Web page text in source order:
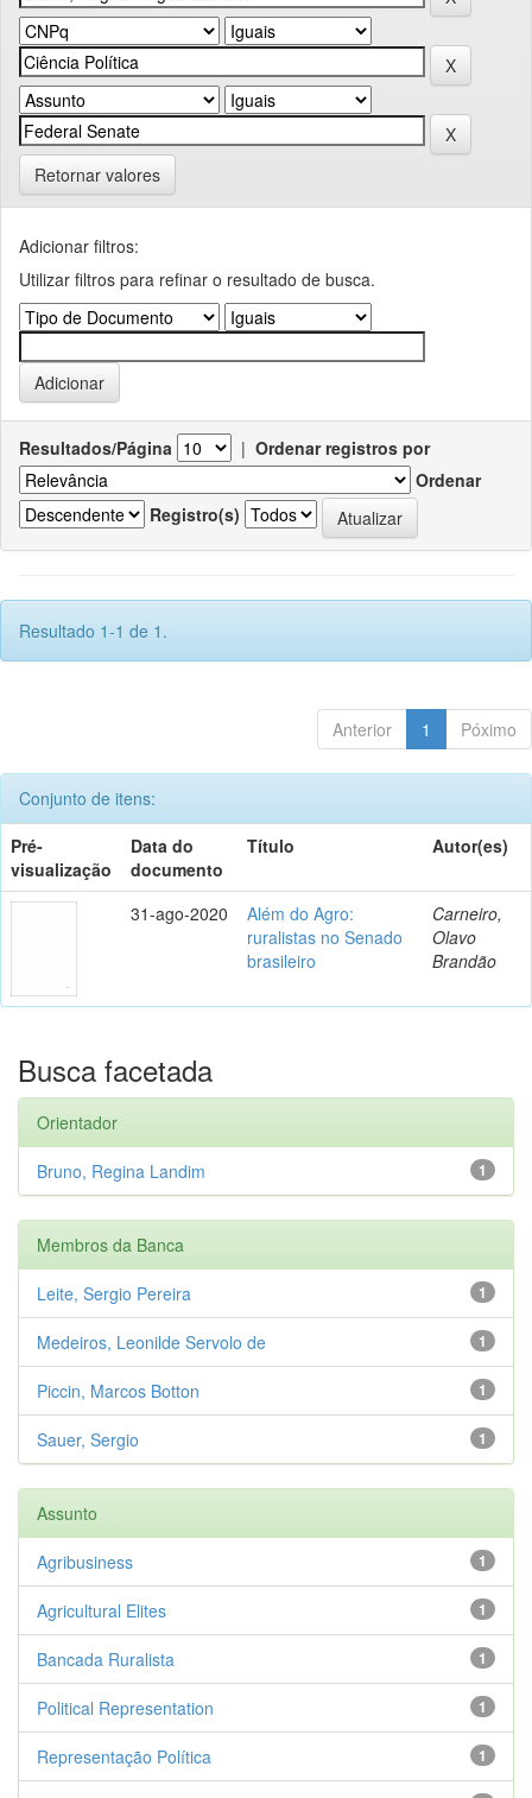
Retornar valores
Adicionar filtros:
Utilizar filtros para refinar o resultado de busca.
Resultados/Página | Ordenar registros por
Ordenar
Registro(s)
Resultado 1-1 de 1.
Anterior 1 Póximo
Conjunto de itens:
Pré-
visualização
Data do
documento
Título Autor(es)
31-ago-2020
Além do Agro:
ruralistas no Senado
brasileiro
Carneiro,
Olavo
Brandão
Busca facetada
Orientador
1
Bruno, Regina Landim
Membros da Banca
1
Leite, Sergio Pereira
1
Medeiros, Leonilde Servolo de
1
Piccin, Marcos Botton
1
Sauer, Sergio
Assunto
1
Agribusiness
1
Agricultural Elites
1
Bancada Ruralista
1
Political Representation
1
Representação Política